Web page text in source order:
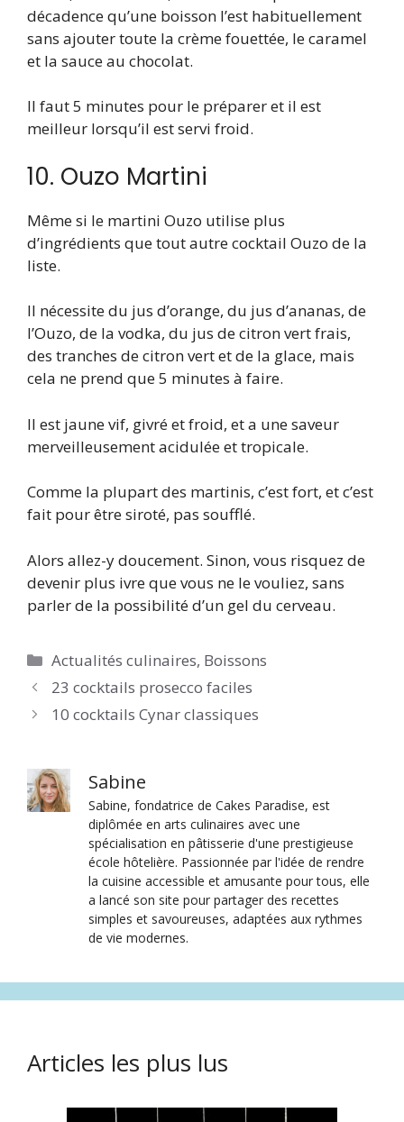
décadence qu’une boisson l’est habituellement
sans ajouter toute la crème fouettée, le caramel
et la sauce au chocolat.
Il faut 5 minutes pour le préparer et il est
meilleur lorsqu’il est servi froid.
10. Ouzo Martini
Même si le martini Ouzo utilise plus
d’ingrédients que tout autre cocktail Ouzo de la
liste.
Il nécessite du jus d’orange, du jus d’ananas, de
l’Ouzo, de la vodka, du jus de citron vert frais,
des tranches de citron vert et de la glace, mais
cela ne prend que 5 minutes à faire.
Il est jaune vif, givré et froid, et a une saveur
merveilleusement acidulée et tropicale.
Comme la plupart des martinis, c’est fort, et c’est
fait pour être siroté, pas soufflé.
Alors allez-y doucement. Sinon, vous risquez de
devenir plus ivre que vous ne le vouliez, sans
parler de la possibilité d’un gel du cerveau.
Catégories
Actualités culinaires, Boissons
23 cocktails prosecco faciles
10 cocktails Cynar classiques
Sabine
Sabine, fondatrice de Cakes Paradise, est
diplômée en arts culinaires avec une
spécialisation en pâtisserie d'une prestigieuse
école hôtelière. Passionnée par l'idée de rendre
la cuisine accessible et amusante pour tous, elle
a lancé son site pour partager des recettes
simples et savoureuses, adaptées aux rythmes
de vie modernes.
Articles les plus lus